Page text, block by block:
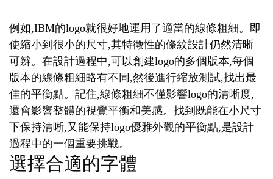
例如,IBM的logo就很好地運用了適當的線條粗細。即
使縮小到很小的尺寸,其特徵性的條紋設計仍然清晰
可辨。在設計過程中,可以創建logo的多個版本,每個
版本的線條粗細略有不同,然後進行縮放測試,找出最
佳的平衡點。記住,線條粗細不僅影響logo的清晰度,
還會影響整體的視覺平衡和美感。找到既能在小尺寸
下保持清晰,又能保持logo優雅外觀的平衡點,是設計
過程中的一個重要挑戰。
選擇合適的字體